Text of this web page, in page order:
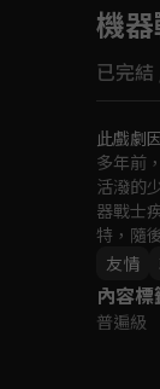
機
已完
此戲劇
多年前
活潑的
器戰士
特，隨
友情
內容標
普遍級